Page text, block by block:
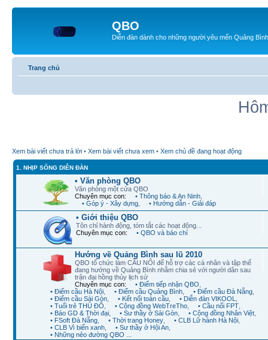
QBO
Diễn đàn dành cho những người yêu mến Quảng Bình
Trang chủ
Xem bài viết chưa trả lời • Xem bài viết chưa xem • Xem chủ đề đang hoạt động
1. NHỊP SỐNG DIỄN ĐÀN
• Văn phòng QBO
Văn phòng một cửa QBO
Chuyên mục con:
• Thông báo & An Ninh
• Góp ý - Xây dựng
• Hướng dẫn - Giải đáp
• Giới thiệu QBO
Tôn chỉ hành động, tóm tắt các hoạt động...
Chuyên mục con:
• QBO và báo chí
Hướng về Quảng Bình sau lũ 2010
QBO tổ chức làm CẦU NỐI để hỗ trợ các cá nhân và tập thể
đang hướng về Quảng Bình nhằm chia sẻ với người dân sau
trận đại hồng thủy lịch sử
Chuyên mục con:
• Điểm tiếp nhận QBO
• Điểm cầu Hà Nội
• Điểm cầu Quảng Bình • Điểm cầu Đà Nẵng
• Điểm cầu Sài Gòn
• Kết nối toàn cầu • Diễn đàn VIKOOL
• Tuổi trẻ THỦ ĐÔ
• Cộng đồng WebTreTho • Cầu nối FPT
• Báo GD & Thời đại
• Sư thầy ở Sài Gòn • Cộng đồng Nhân Việt
• FSoft Đà Nẵng
• Thời trang Honey • CLB Lữ hành Hà Nội
• CLB Vì biển xanh
• Sư thầy ở Hội An
• Những nẻo đường QBO ...